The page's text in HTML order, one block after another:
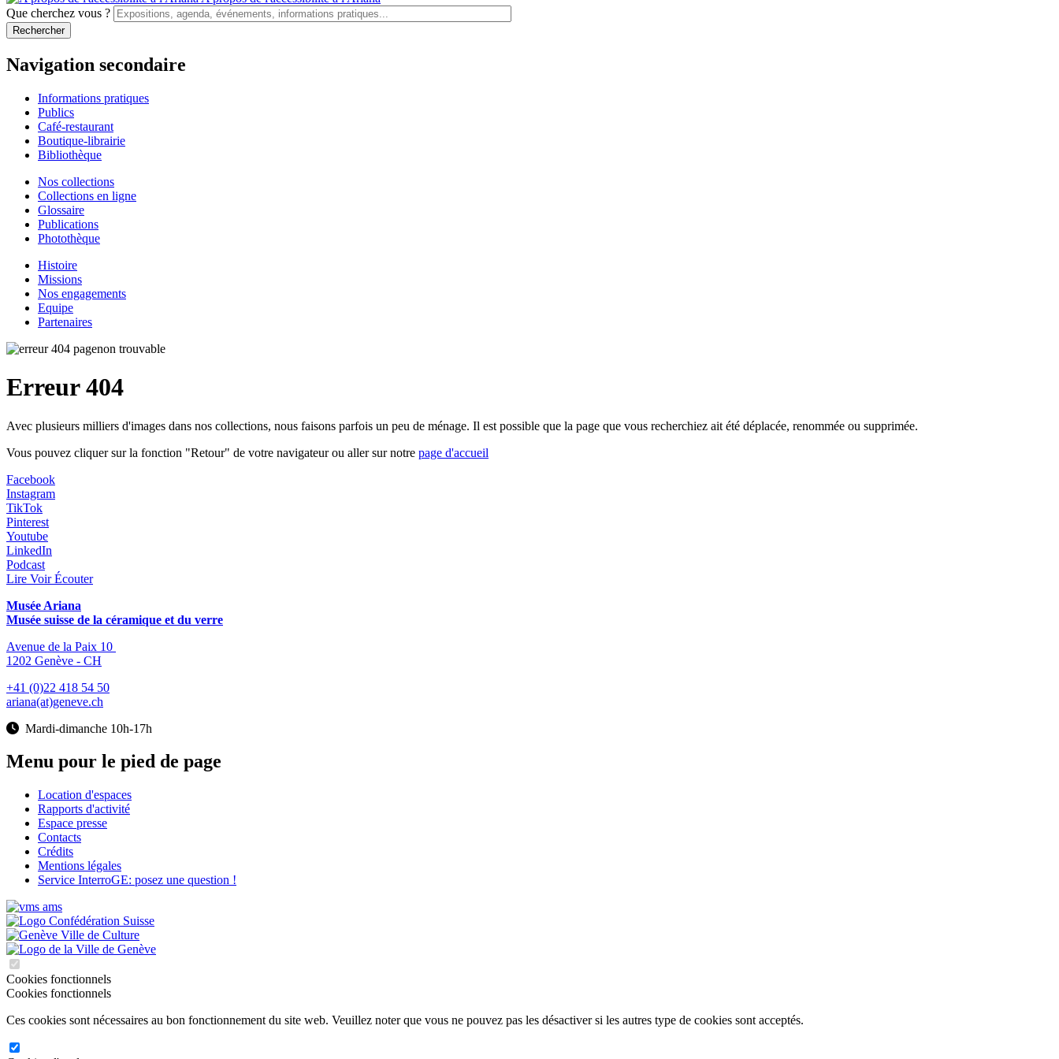
Que cherchez vous ?
Navigation secondaire
Informations pratiques
Publics
Café-restaurant
Boutique-librairie
Bibliothèque
Nos collections
Collections en ligne
Glossaire
Publications
Photothèque
Histoire
Missions
Nos engagements
Equipe
Partenaires
Erreur 404
Avec plusieurs milliers d'images dans nos collections, nous faisons parfois un peu de ménage. Il est possible que la page que vous recherchiez ait été déplacée, renommée ou supprimée.
Vous pouvez cliquer sur la fonction "Retour" de votre navigateur ou aller sur notre page d'accueil
Facebook
Instagram
TikTok
Pinterest
Youtube
LinkedIn
Podcast
Lire Voir Écouter
Musée Ariana
Musée suisse de la céramique et du verre
Avenue de la Paix 10
1202 Genève - CH
+41 (0)22 418 54 50
ariana(at)geneve.ch
Mardi-dimanche 10h-17h
Menu pour le pied de page
Location d'espaces
Rapports d'activité
Espace presse
Contacts
Crédits
Mentions légales
Service InterroGE: posez une question !
Cookies fonctionnels
Cookies fonctionnels
Ces cookies sont nécessaires au bon fonctionnement du site web. Veuillez noter que vous ne pouvez pas les désactiver si les autres type de cookies sont acceptés.